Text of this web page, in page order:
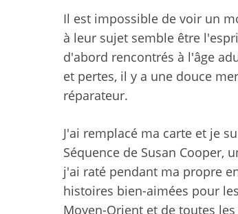
Il est impossible de voir un
à leur sujet semble être
d'abord rencontrés à l'âge
et pertes, il y a une douce
réparateur.
J'ai remplacé ma carte et je
Séquence de Susan Cooper,
j'ai raté pendant ma propre
histoires bien-aimées pour
Moyen-Orient et de toutes